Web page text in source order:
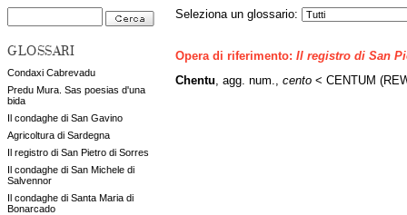
GLOSSARI
Condaxi Cabrevadu
Predu Mura. Sas poesias d'una
bida
Il condaghe di San Gavino
Agricoltura di Sardegna
Il registro di San Pietro di Sorres
Il condaghe di San Michele di
Salvennor
Il condaghe di Santa Maria di
Bonarcado
Seleziona un glossario:
Opera di riferimento: Il registro di San
Chentu , agg. num., cento < CENTUM